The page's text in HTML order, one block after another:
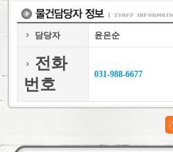
담당자 윤은순
전화
번호
031-988-6677